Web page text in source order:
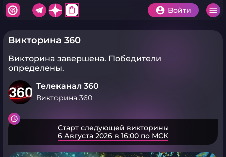
shopping_bag Войти
Викторина 360
Викторина завершена. Победители
определены.
Телеканал 360
Викторина 360
Старт следующей викторины
6 Августа 2026 в 16:00 по МСК